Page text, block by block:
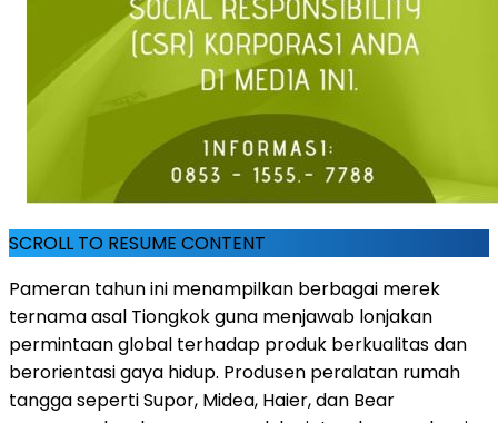
SCROLL TO RESUME CONTENT
Pameran tahun ini menampilkan berbagai merek
ternama asal Tiongkok guna menjawab lonjakan
permintaan global terhadap produk berkualitas dan
berorientasi gaya hidup. Produsen peralatan rumah
tangga seperti Supor, Midea, Haier, dan Bear